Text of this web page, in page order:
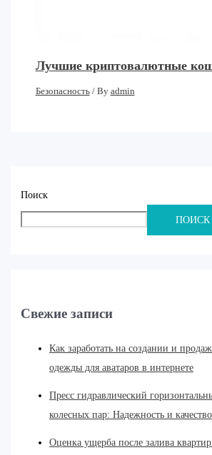
Лучшие криптовалютные
Безопасность/ By admin
Поиск
ПОИСК
Свежие записи
Как заработать на создании и
одежды для аватаров в интернете
Пресс гидравлический
колесных пар: Надежность и качество
Оценка ущерба после залива